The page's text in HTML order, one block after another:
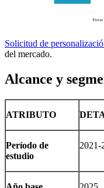
Solicitud de
del mercado.
Alcance y
ATRIBUTO
Período de
estudio
2021-